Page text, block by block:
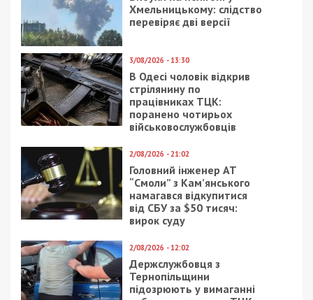
8/08/2026 - 13:00
Військовослужбовець і троє цивільних заробляли на
незаконному вивезенні бійців із військових частин
на Дніпропетровщині
ПОПУЛЯРНІ НОВИНИ
8/08/2026 - 15:00
У Харкові ексзавідувач
психлікарні за $6500
психіатричний діагноз
для виключення з
військового обліку